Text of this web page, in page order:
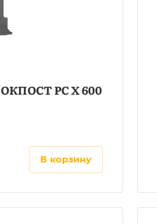
РС X 600
в корзину